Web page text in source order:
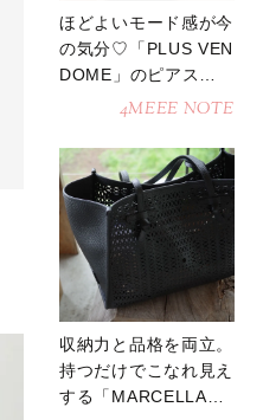
ほどよいモード感が今
の気分♡「PLUS VEN
DOME」のピアスが
4MEEE NOTE
収納力と品格を両立。
持つだけでこなれ見え
する「MARCELLAト